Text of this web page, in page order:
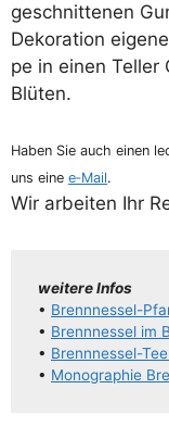
geschnit­te­nen
Deko­ra­ti­on
pe in einen Tel­ler
Blüten.
Haben Sie auch einen
uns eine e‑Mail.
Wir arbei­ten Ihr
wei­te­re Infos
• Bren­n­­nes­­sel-
• Brenn­nes­sel im
• Bren­n­­nes­­sel-
• Mono­gra­phie